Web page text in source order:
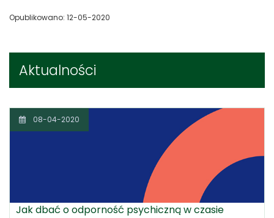
Aktualności
08-04-2020
Jak dbać o odporność psychiczną w czasie
Opublikowano: 12-05-2020